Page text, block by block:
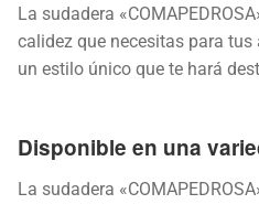
La sudadera
calidez que necesitas para
un estilo único que te hará
Disponible en una
La sudadera